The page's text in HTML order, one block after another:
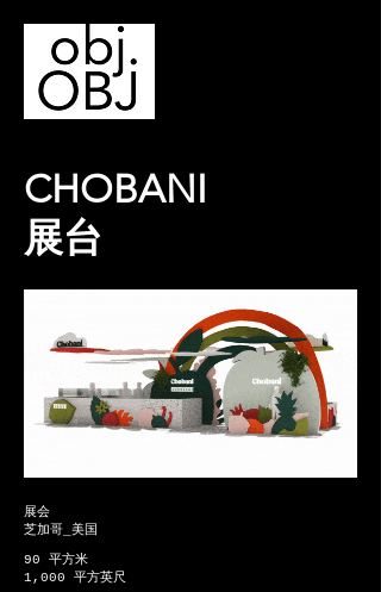
CHOBANI
展台
展会
芝加哥_美国
90 平方米
1,000 平方英尺